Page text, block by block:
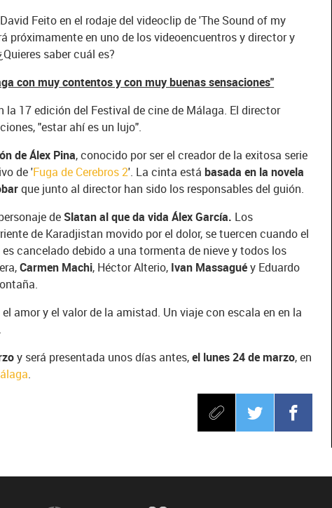
Feito en el rodaje del videoclip de 'The Sound of my
próximamente en uno de los videoencuentros y director y
saber cuál es?
con muy contentos y con muy buenas sensaciones"
17 edición del Festival de cine de Málaga. El director
"estar ahí es un lujo".
de Álex Pina, conocido por ser el creador de la exitosa serie
de 'Fuga de Cerebros 2'. La cinta estábasada en la novela
que junto al director han sido los responsables del guión.
de Slatan al que da vida Álex García. Los
de Karadjistan movido por el dolor, se tuercen cuando el
cancelado debido a una tormenta de nieve y todos los
Carmen Machi, Héctor Alterio, Ivan Massaguéy Eduardo
amor y el valor de la amistad. Un viaje con escala en en la
y será presentada unos días antes,el lunes 24 de marzo, en
.